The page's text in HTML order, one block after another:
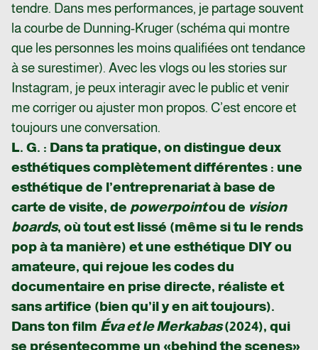
tendre. Dans mes performances, je partage souvent
la courbe de Dunning-Kruger (schéma qui montre
que les personnes les moins qualifiées ont tendance
à se surestimer). Avec les vlogs ou les stories sur
Instagram, je peux interagir avec le public et venir
me corriger ou ajuster mon propos. C’est encore et
toujours une conversation.
L. G. : Dans ta pratique, on distingue deux
esthétiques complètement différentes : une
esthétique de l’entreprenariat à base de
carte de visite, de powerpointou de vision
boards, où tout est lissé (même si tu le rends
pop à ta manière) et une esthétique DIY ou
amateure, qui rejoue les codes du
documentaire en prise directe, réaliste et
sans artifice (bien qu’il y en ait toujours).
Dans ton film Éva et le Merkabas(2024), qui
se présentecomme un «behind the scenes»